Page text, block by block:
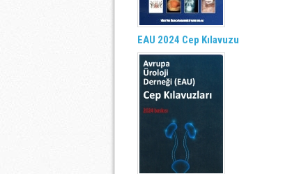
EAU 2024 Cep Kılavuzu